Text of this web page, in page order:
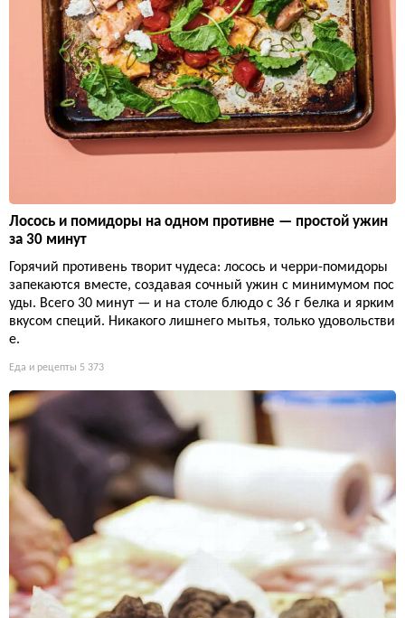
Лосось и помидоры на одном противне — простой ужин
за 30 минут
Горячий противень творит чудеса: лосось и черри-помидоры
запекаются вместе, создавая сочный ужин с минимумом пос
уды. Всего 30 минут — и на столе блюдо с 36 г белка и ярким
вкусом специй. Никакого лишнего мытья, только удовольстви
е.
Еда и рецепты 5 373